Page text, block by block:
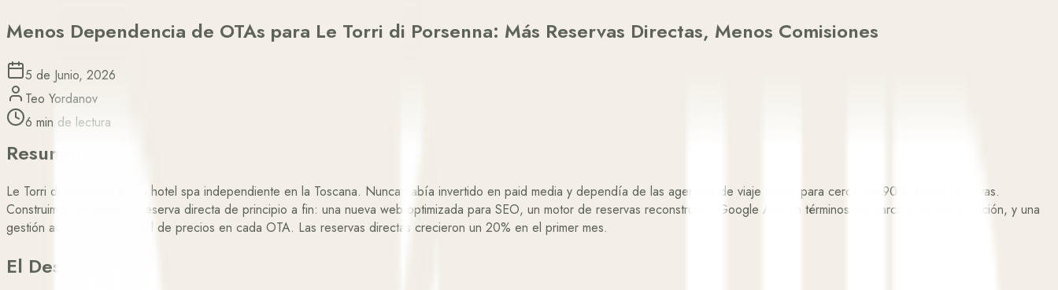
Menos Dependencia de OTAs para Le Torri di Porsenna: Más Reservas Directas, Menos Comisiones
5 de Junio, 2026
Teo Yordanov
6 min de lectura
Resumen
Le Torri di Porsenna es un hotel spa independiente en la Toscana. Nunca había invertido en paid media y dependía de las agencias de viaje online para cerca del 90% de sus reservas.
Construimos un canal de reserva directa de principio a fin: una nueva web optimizada para SEO, un motor de reservas reconstruido, Google Ads en términos de marca y de alta intención, y una
gestión activa de la paridad de precios en cada OTA. Las reservas directas crecieron un 20% en el primer mes.
El Desafío